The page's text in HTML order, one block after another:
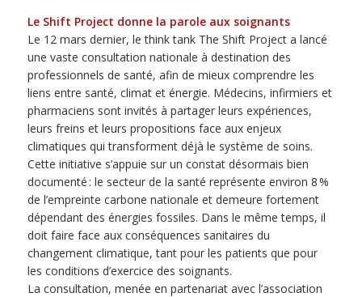
Le Shift Project donne la parole aux soignants
Le 12 mars dernier, le think tank The Shift Project a lancé
une vaste consultation nationale à destination des
professionnels de santé, afin de mieux comprendre les
liens entre santé, climat et énergie. Médecins, infirmiers et
pharmaciens sont invités à partager leurs expériences,
leurs freins et leurs propositions face aux enjeux
climatiques qui transforment déjà le système de soins.
Cette initiative s’appuie sur un constat désormais bien
documenté : le secteur de la santé représente environ 8 %
de l’empreinte carbone nationale et demeure fortement
dépendant des énergies fossiles. Dans le même temps, il
doit faire face aux conséquences sanitaires du
changement climatique, tant pour les patients que pour
les conditions d’exercice des soignants.
La consultation, menée en partenariat avec l’association